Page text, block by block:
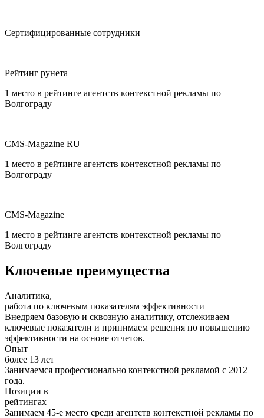
Сертифицированные сотрудники
Рейтинг рунета
1 место в рейтинге агентств контекстной рекламы по
Волгограду
CMS-Magazine RU
1 место в рейтинге агентств контекстной рекламы по
Волгограду
CMS-Magazine
1 место в рейтинге агентств контекстной рекламы по
Волгограду
Ключевые преимущества
Аналитика,
работа по ключевым показателям эффективности
Внедряем базовую и сквозную аналитику, отслеживаем
ключевые показатели и принимаем решения по повышению
эффективности на основе отчетов.
Опыт
более 13 лет
Занимаемся профессионально контекстной рекламой с 2012
года.
Позиции в
рейтингах
Занимаем 45-е место среди агентств контекстной рекламы по